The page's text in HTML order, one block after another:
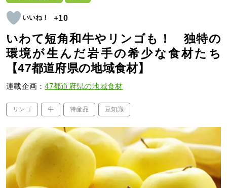
+10
いわて短角和牛やリンゴも！ 独特の
環境が生んだ岩手の希少な食材たち
【47都道府県の地域食材】
連載企画：47都道府県の地域食材
リンゴ 牛 特産品 豆知識